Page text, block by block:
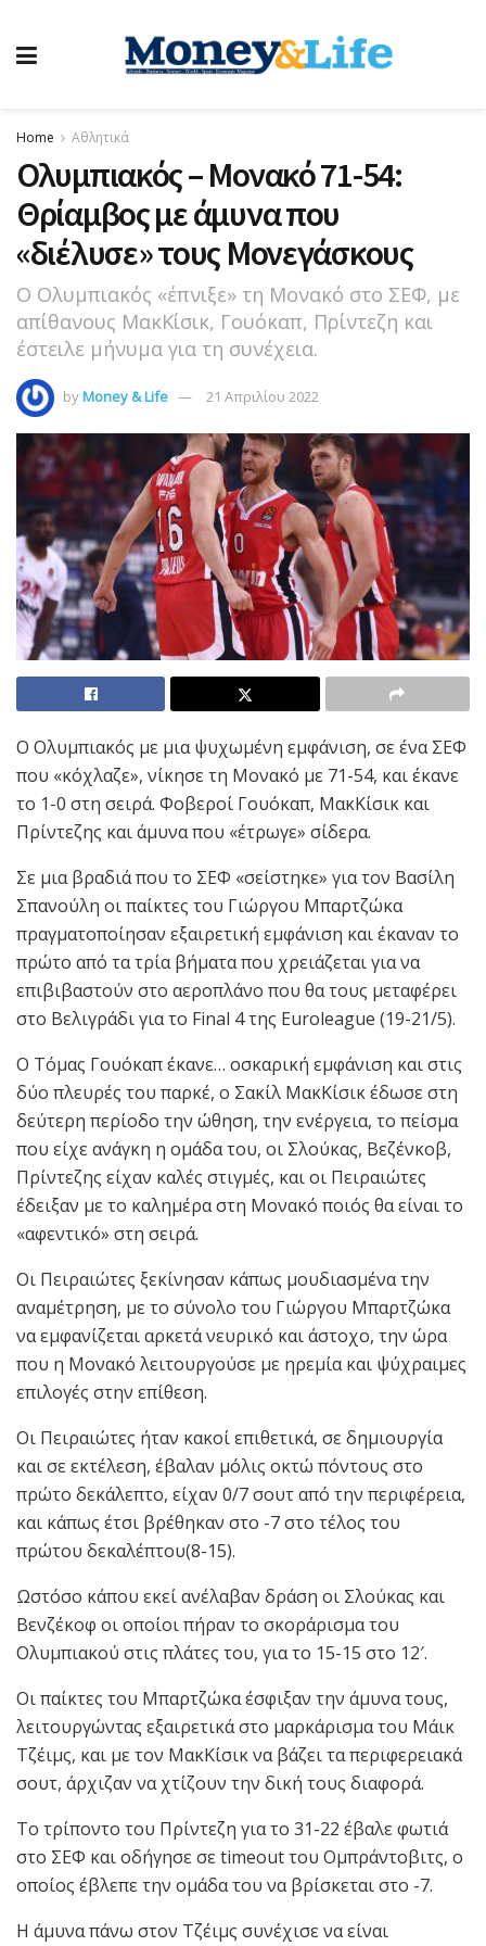
Home Αθλητικά
Ολυμπιακός – Μονακό 71-54:
Θρίαμβος με άμυνα που
«διέλυσε» τους Μονεγάσκους
Ο Ολυμπιακός «έπνιξε» τη Μονακό στο ΣΕΦ, με
απίθανους ΜακΚίσικ, Γουόκαπ, Πρίντεζη και
έστειλε μήνυμα για τη συνέχεια.
byMoney & Life 21 Απριλίου 2022
Ο Ολυμπιακός με μια ψυχωμένη εμφάνιση, σε ένα ΣΕΦ
που «κόχλαζε», νίκησε τη Μονακό με 71-54, και έκανε
το 1-0 στη σειρά. Φοβεροί Γουόκαπ, ΜακΚίσικ και
Πρίντεζης και άμυνα που «έτρωγε» σίδερα.
Σε μια βραδιά που το ΣΕΦ «σείστηκε» για τον Βασίλη
Σπανούλη οι παίκτες του Γιώργου Μπαρτζώκα
πραγματοποίησαν εξαιρετική εμφάνιση και έκαναν το
πρώτο από τα τρία βήματα που χρειάζεται για να
επιβιβαστούν στο αεροπλάνο που θα τους μεταφέρει
στο Βελιγράδι για το Final 4 της Euroleague (19-21/5).
Ο Τόμας Γουόκαπ έκανε… οσκαρική εμφάνιση και στις
δύο πλευρές του παρκέ, ο Σακίλ ΜακΚίσικ έδωσε στη
δεύτερη περίοδο την ώθηση, την ενέργεια, το πείσμα
που είχε ανάγκη η ομάδα του, οι Σλούκας, Βεζένκοβ,
Πρίντεζης είχαν καλές στιγμές, και οι Πειραιώτες
έδειξαν με το καλημέρα στη Μονακό ποιός θα είναι το
«αφεντικό» στη σειρά.
Οι Πειραιώτες ξεκίνησαν κάπως μουδιασμένα την
αναμέτρηση, με το σύνολο του Γιώργου Μπαρτζώκα
να εμφανίζεται αρκετά νευρικό και άστοχο, την ώρα
που η Μονακό λειτουργούσε με ηρεμία και ψύχραιμες
επιλογές στην επίθεση.
Οι Πειραιώτες ήταν κακοί επιθετικά, σε δημιουργία
και σε εκτέλεση, έβαλαν μόλις οκτώ πόντους στο
πρώτο δεκάλεπτο, είχαν 0/7 σουτ από την περιφέρεια,
και κάπως έτσι βρέθηκαν στο -7 στο τέλος του
πρώτου δεκαλέπτου(8-15).
Ωστόσο κάπου εκεί ανέλαβαν δράση οι Σλούκας και
Βενζέκοφ οι οποίοι πήραν το σκοράρισμα του
Ολυμπιακού στις πλάτες του, για το 15-15 στο 12′.
Οι παίκτες του Μπαρτζώκα έσφιξαν την άμυνα τους,
λειτουργώντας εξαιρετικά στο μαρκάρισμα του Μάικ
Τζέιμς, και με τον ΜακΚίσικ να βάζει τα περιφερειακά
σουτ, άρχιζαν να χτίζουν την δική τους διαφορά.
Το τρίποντο του Πρίντεζη για το 31-22 έβαλε φωτιά
στο ΣΕΦ και οδήγησε σε timeout του Ομπράντοβιτς, ο
οποίος έβλεπε την ομάδα του να βρίσκεται στο -7.
Η άμυνα πάνω στον Τζέιμς συνέχισε να είναι